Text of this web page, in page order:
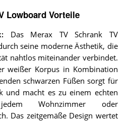
Lowboard Vorteile
: Das Merax TV Schrank TV
seine moderne Ästhetik, die
nahtlos miteinander verbindet.
weißer Korpus in Kombination
schwarzen Füßen sorgt für
und macht es zu einem echten
Wohnzimmer oder
Das zeitgemäße Design wertet